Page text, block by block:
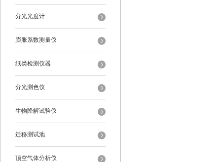
分光光度计
膨胀系数测量仪
纸类检测仪器
分光测色仪
生物降解试验仪
迁移测试池
顶空气体分析仪